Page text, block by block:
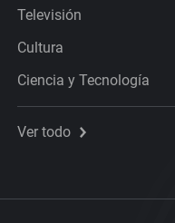
Televisión
Cultura
Ciencia y Tecnología
Ver todo